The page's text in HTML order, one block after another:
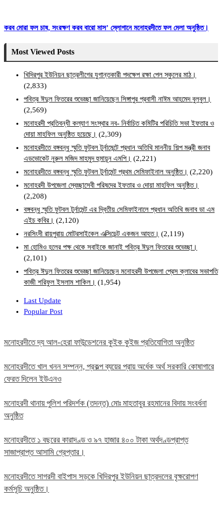
করব মোরা ফল চাষ, সংরক্ষণ করব বারো মাস’ স্লোগানে মনোহরদীতে ফল মেলা অনুষ্ঠিত।
Most Viewed Posts
খিদিরপুর ইউনিয়ন ছাত্রলীগের যুগান্তকারী পদক্ষেপ রক্ষা পেল স্কুলের মাঠ।
(2,833)
পবিত্র ঈদুল ফিতরের শুভেচ্ছা জানিয়েছেন সিঙ্গাপুর প্রবাসী নাঈম আহমেদ বুলবুল।
(2,569)
মনোহরদী প্রতিবন্ধী কল্যাণ সংস্থার নব- নির্বাচিত কমিটির পরিচিতি সভা ইফতার ও
দোয়া মাহফিল অনুষ্ঠিত হয়েছে। (2,309)
মনোহরদীতে বঙ্গবন্ধু স্মৃতি ফুটবল টুর্নামেন্টে প্রধান অতিথি মাননীয় শিল্প মন্ত্রী জনাব
এডভোকেট নুরুল মজিদ মাহমুদ হুমায়ূন এমপি। (2,221)
মনোহরদীতে বঙ্গবন্ধু স্মৃতি ফুটবল টুর্নামেন্ট প্রথম সেমিফাইনাল অনুষ্ঠিত। (2,220)
মনোহরদী উপজেলা স্বেচ্ছাসেবী পরিষদের ইফতার ও দোয়া মাহফিল অনুষ্ঠিত।
(2,208)
বঙ্গবন্ধু স্মৃতি ফুটবল টুর্নামেন্ট এর দ্বিতীয় সেমিফাইনালে প্রধান অতিথি জনাব ডা এম
এইচ কবির। (2,120)
নরসিংদী রায়পুরায় মোটরসাইকেল এক্সিডেন্ট একজন আহত। (2,119)
মা হোমিও হলের পক্ষ থেকে সবাইকে জানাই পবিত্র ঈদুল ফিতরের শুভেচ্ছা।
(2,101)
পবিত্র ঈদুল ফিতরের শুভেচ্ছা জানিয়েছেন মনোহরদী উপজেলা প্রেস ক্লাবের সভাপতি
কাজী শরিফুল ইসলাম শাকিল। (1,954)
Last Update
Popular Post
মনোহরদীতে দ্য আল-হেরা ফাউন্ডেশনের কুইক কুইজ প্রতিযোগিতা অনুষ্ঠিত
মনোহরদীতে খাল খনন সম্পন্ন, প্রকল্প ব্যয়ের প্রায় অর্ধেক অর্থ সরকারি কোষাগারে
ফেরত দিলেন ইউএনও
মনোহরদী থানায় পুলিশ পরিদর্শক (তদন্ত) মোঃ মাহতাবুর রহমানের বিদায় সংবর্ধনা
অনুষ্ঠিত
মনোহরদীতে ১ বছরের কারাদণ্ড ও ৯৭ হাজার ৪০০ টাকা অর্থদণ্ডপ্রাপ্ত
সাজাপ্রাপ্ত আসামি গ্রেপ্তার।
মনোহরদীতে সাগরদী বাইপাস সড়কে খিদিরপুর ইউনিয়ন ছাত্রদলের বৃক্ষরোপণ
কর্মসূচি অনুষ্ঠিত।